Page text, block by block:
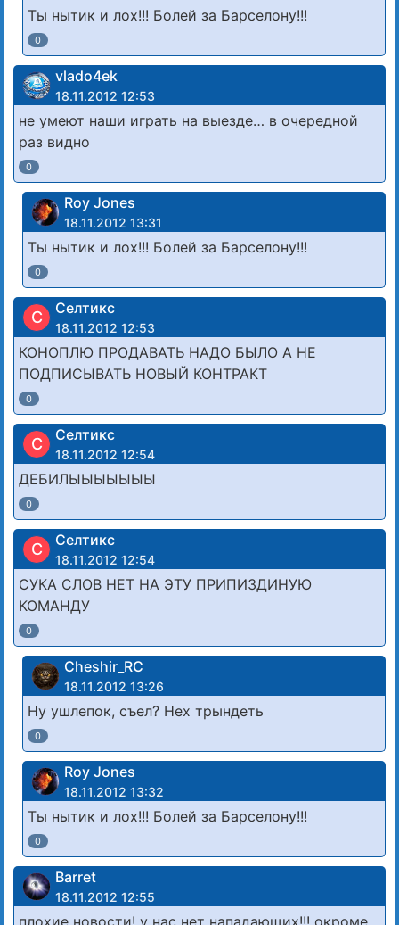
Ты нытик и лох!!! Болей за Барселону!!!
0
vlado4ek
18.11.2012 12:53
не умеют наши играть на выезде… в очередной
раз видно
0
Roy Jones
18.11.2012 13:31
Ты нытик и лох!!! Болей за Барселону!!!
0
C Cелтикс
18.11.2012 12:53
КОНОПЛЮ ПРОДАВАТЬ НАДО БЫЛО А НЕ
ПОДПИСЫВАТЬ НОВЫЙ КОНТРАКТ
0
C Cелтикс
18.11.2012 12:54
ДЕБИЛЫЫЫЫЫЫЫ
0
C Cелтикс
18.11.2012 12:54
СУКА СЛОВ НЕТ НА ЭТУ ПРИПИЗДИНУЮ
КОМАНДУ
0
Cheshir_RC
18.11.2012 13:26
Ну ушлепок, съел? Нех трындеть
0
Roy Jones
18.11.2012 13:32
Ты нытик и лох!!! Болей за Барселону!!!
0
Barret
18.11.2012 12:55